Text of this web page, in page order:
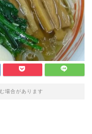
場合があります